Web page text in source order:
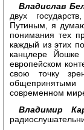
Владислав
двух
Путиным, я
понимания тех
каждый из этих
канцлере Йошке
европейском
свою точку
современном
Владимир